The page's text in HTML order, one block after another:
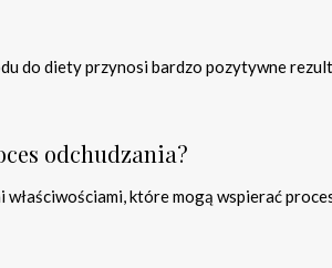
do diety przynosi bardzo pozytywne
odchudzania?
które mogą wspierać